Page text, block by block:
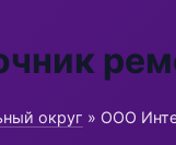
округ » ООО